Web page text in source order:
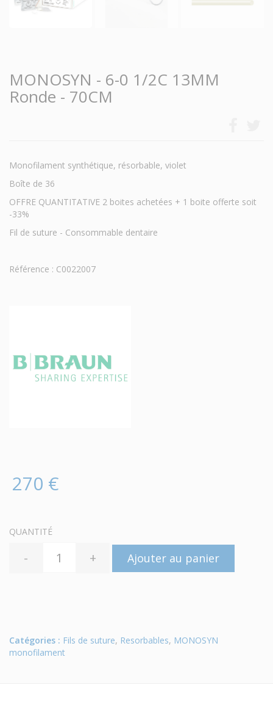
MONOSYN - 6-0 1/2C 13MM
Ronde - 70CM
Monofilament synthétique, résorbable, violet
Boîte de 36
OFFRE QUANTITATIVE 2 boites achetées + 1 boite offerte soit
-33%
Fil de suture - Consommable dentaire
Référence : C0022007
270 €
QUANTITÉ
- + Ajouter au panier
Catégories : Fils de suture, Resorbables, MONOSYN
monofilament